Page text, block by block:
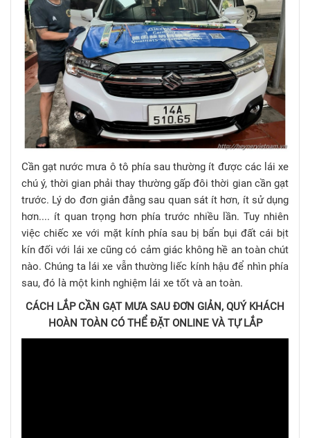
Cần gạt nước mưa ô tô phía sau thường ít được các lái xe
chú ý, thời gian phải thay thường gấp đôi thời gian cần gạt
trước. Lý do đơn giản đằng sau quan sát ít hơn, ít sử dụng
hơn.... ít quan trọng hơn phía trước nhiều lần. Tuy nhiên
việc chiếc xe với mặt kính phía sau bị bẩn bụi đất cái bịt
kín đối với lái xe cũng có cảm giác không hề an toàn chút
nào. Chúng ta lái xe vẫn thường liếc kính hậu để nhìn phía
sau, đó là một kinh nghiệm lái xe tốt và an toàn.
CÁCH LẮP CẦN GẠT MƯA SAU ĐƠN GIẢN, QUÝ KHÁCH
HOÀN TOÀN CÓ THỂ ĐẶT ONLINE VÀ TỰ LẮP